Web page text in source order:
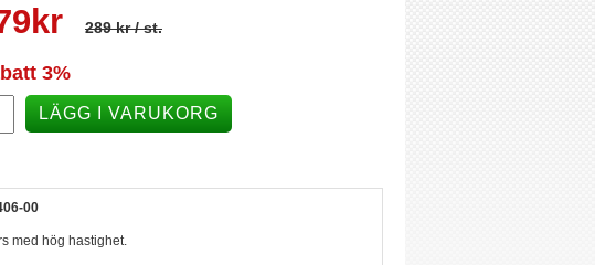
kr 289 kr/ st.
3%
LÄGG I VARUKORG
00
med hög hastighet.